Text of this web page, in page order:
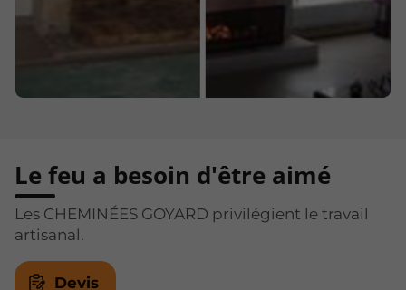
Le feu a besoin d'être aimé
Les CHEMINÉES GOYARD privilégient le travail
artisanal.
Devis